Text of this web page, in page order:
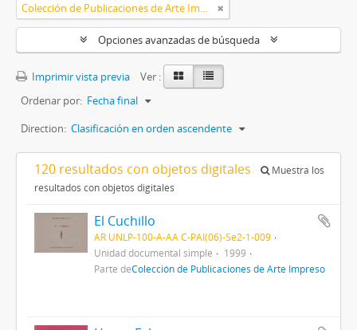
Colección de Publicaciones de Arte Impreso
Opciones avanzadas de búsqueda
Imprimir vista previa
Ver :
Ordenar por: Fecha final
Direction: Clasificación en orden ascendente
120 resultados con objetos digitales
Muestra los
resultados con objetos digitales
El Cuchillo
AR UNLP-100-A-AA C-PAI(06)-Se2-1-009
Unidad documental simple
1999
Parte deColección de Publicaciones de Arte Impreso